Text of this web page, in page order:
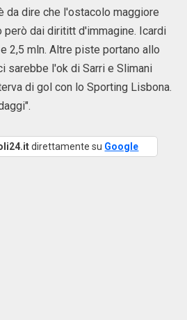
da dire che l'ostacolo maggiore
però dai dirititt d'immagine. Icardi
2,5 mln. Altre piste portano allo
sarebbe l'ok di Sarri e Slimani
di gol con lo Sporting Lisbona.
direttamente su Google